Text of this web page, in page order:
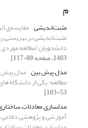
م
مثبت‌اندیشی مقایسه‌ی
مثبت‌اندیشی بر بهزیستی
دانشجویان (مطالعه
1403، صفحه 80-117]
مدل پیش بین مدل پیش
مطالعه: یکی از دانشگاه
53-103]
مدلسازی معادلات
آموزشی و پژوهشی دفاعی